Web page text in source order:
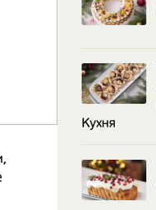
Кухня